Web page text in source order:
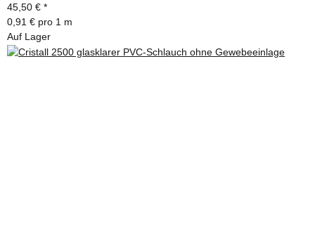
45,50 € *
0,91 € pro 1 m
Auf Lager